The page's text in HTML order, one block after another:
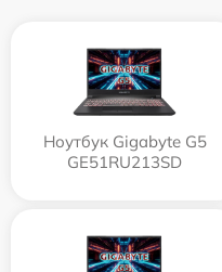
Ноутбук Gigabyte G5
GE51RU213SD